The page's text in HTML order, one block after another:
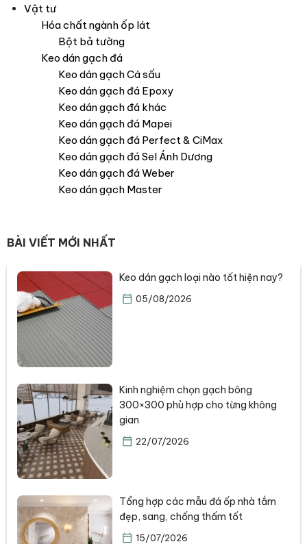
Vật tư
Hóa chất ngành ốp lát
Bột bả tường
Keo dán gạch đá
Keo dán gạch Cá sấu
Keo dán gạch đá Epoxy
Keo dán gạch đá khác
Keo dán gạch đá Mapei
Keo dán gạch đá Perfect & CiMax
Keo dán gạch đá Sel Ánh Dương
Keo dán gạch đá Weber
Keo dán gạch Master
BÀI VIẾT MỚI NHẤT
Keo dán gạch loại nào tốt hiện nay?
05/08/2026
Kinh nghiệm chọn gạch bông
300×300 phù hợp cho từng không
gian
22/07/2026
Tổng hợp các mẫu đá ốp nhà tắm
đẹp, sang, chống thấm tốt
15/07/2026